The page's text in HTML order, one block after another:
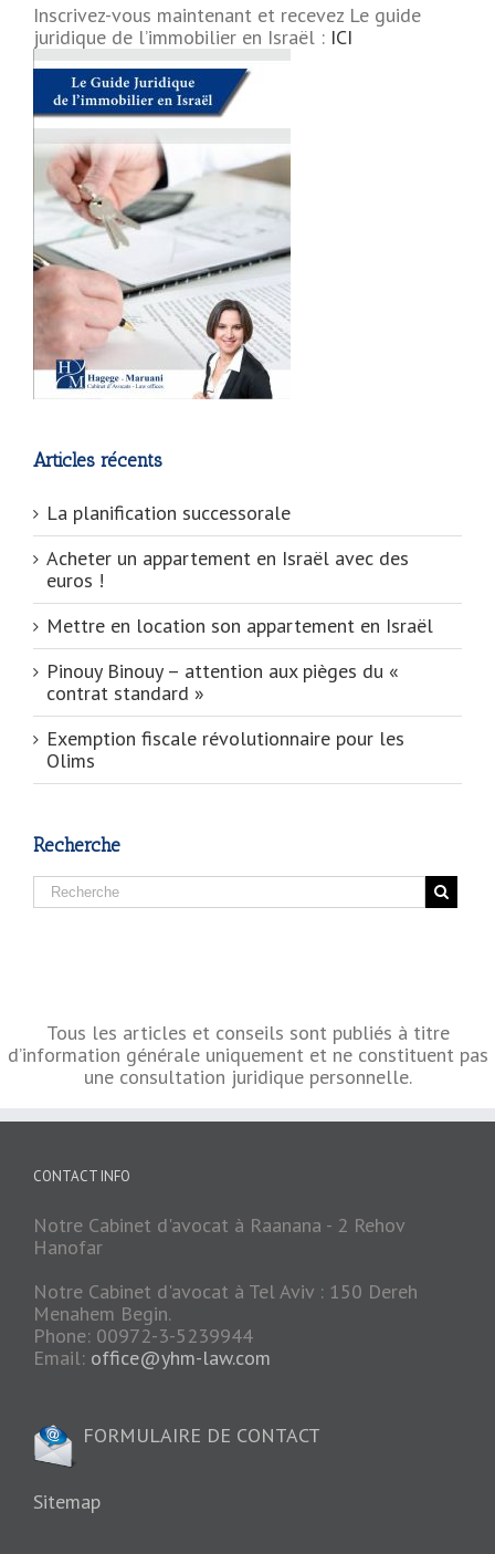
Inscrivez-vous maintenant et recevez Le guide
juridique de l’immobilier en Israël : ICI
Articles récents
La planification successorale
Acheter un appartement en Israël avec des
euros !
Mettre en location son appartement en Israël
Pinouy Binouy – attention aux pièges du «
contrat standard »
Exemption fiscale révolutionnaire pour les
Olims
Recherche
Tous les articles et conseils sont publiés à titre
d’information générale uniquement et ne constituent pas
une consultation juridique personnelle.
CONTACT INFO
Notre Cabinet d'avocat à Raanana - 2 Rehov
Hanofar
Notre Cabinet d'avocat à Tel Aviv : 150 Dereh
Menahem Begin.
Phone: 00972-3-5239944
Email: office@yhm-law.com
FORMULAIRE DE CONTACT
Sitemap